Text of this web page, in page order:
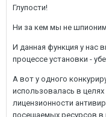
Глупости!
Ни за кем мы не
И данная функция у нас
процессе установки -
А вот у одного
использовалась в
лицензионности
посещаемых ресурсов в